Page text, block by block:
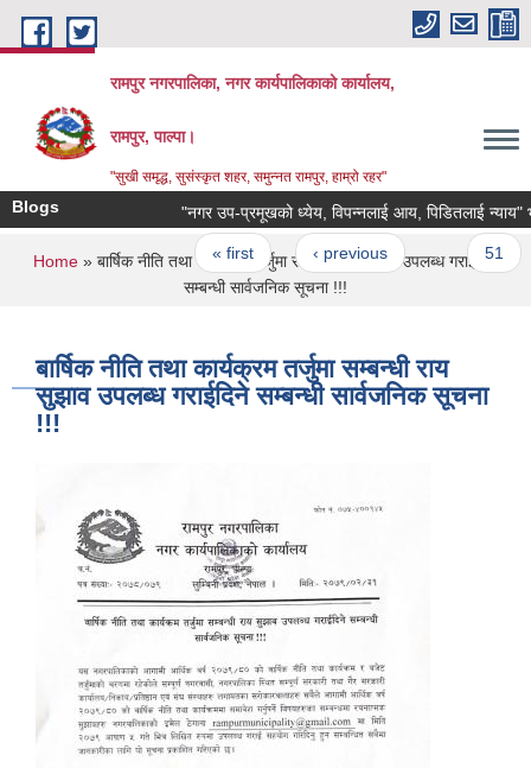
Skip to main content
रामपुर नगरपालिका, नगर कार्यपालिकाको कार्यालय,
रामपुर, पाल्पा।
"सुखी समृद्ध, सुसंस्कृत शहर, समुन्नत रामपुर, हाम्रो रहर"
Blogs "नगर उप-प्रमूखको ध्येय, विपन्नलाई आय, पिडितलाई न्याय"
Pages
« first ‹ previous … 51
You are here
Home » बार्षिक नीति तथा कार्यक्रम तर्जुमा सम्बन्धी राय सुझाव उपलब्ध गराईदिने
सम्बन्धी सार्वजनिक सूचना !!!
बार्षिक नीति तथा कार्यक्रम तर्जुमा सम्बन्धी राय
सुझाव उपलब्ध गराईदिने सम्बन्धी सार्वजनिक सूचना
!!!